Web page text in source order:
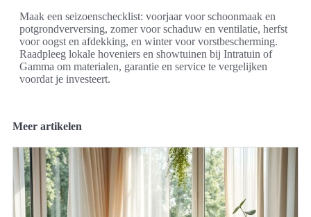
Maak een seizoenschecklist: voorjaar voor schoonmaak en
potgrondverversing, zomer voor schaduw en ventilatie, herfst
voor oogst en afdekking, en winter voor vorstbescherming.
Raadpleeg lokale hoveniers en showtuinen bij Intratuin of
Gamma om materialen, garantie en service te vergelijken
voordat je investeert.
Meer artikelen